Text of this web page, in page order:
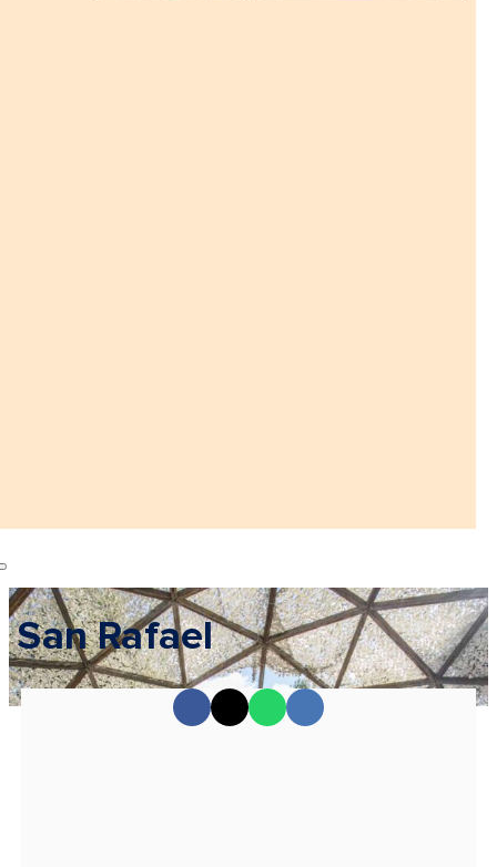
San Rafael